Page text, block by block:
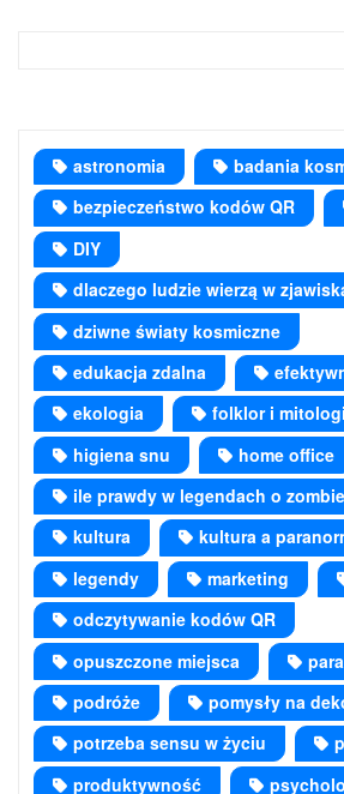
astronomia
badania
bezpieczeństwo kodów QR
DIY
dlaczego ludzie wierzą w
dziwne światy kosmiczne
edukacja zdalna
ekologia
folklor i
higiena snu
home office
ile prawdy w legendach o
kultura
kultura a
legendy
marketing
odczytywanie kodów QR
opuszczone miejsca
podróże
pomysły na
potrzeba sensu w życiu
produktywność